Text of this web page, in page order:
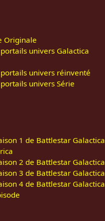
Originale
univers Galactica
univers réinventé
univers Série
1 de Battlestar Galactica
2 de Battlestar Galactica
3 de Battlestar Galactica
4 de Battlestar Galactica